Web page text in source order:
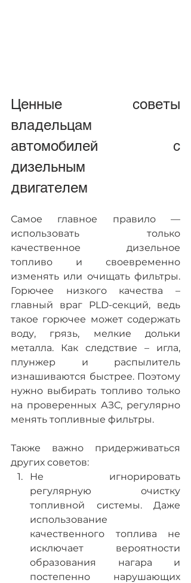
Ценные советы
владельцам
автомобилей с
дизельным
двигателем
Самое главное правило —
использовать только
качественное дизельное
топливо и своевременно
изменять или очищать фильтры.
Горючее низкого качества –
главный враг PLD-секций, ведь
такое горючее может содержать
воду, грязь, мелкие дольки
металла. Как следствие – игла,
плунжер и распылитель
изнашиваются быстрее. Поэтому
нужно выбирать топливо только
на проверенных АЗС, регулярно
менять топливные фильтры.
Также важно придерживаться
других советов:
Не игнорировать
регулярную очистку
топливной системы. Даже
использование
качественного топлива не
исключает вероятности
образования нагара и
постепенно нарушающих